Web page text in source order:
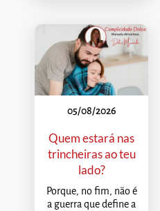
05/08/2026
Quem estará nas
trincheiras ao teu
lado?
Porque, no fim, não é
a guerra que define a